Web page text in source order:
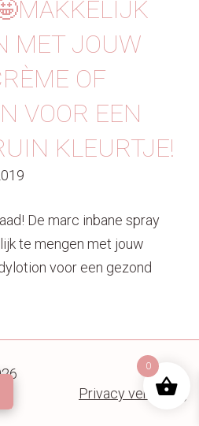
Afspraak
MET JOUW
OF
VOOR EEN
KLEURTJE!
De marc inbane spray
te mengen met jouw
voor een gezond
Privacy verklaring
0